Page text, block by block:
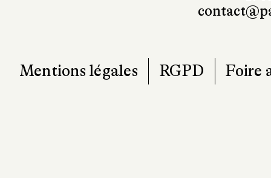
Mentions légales RGPD Foire